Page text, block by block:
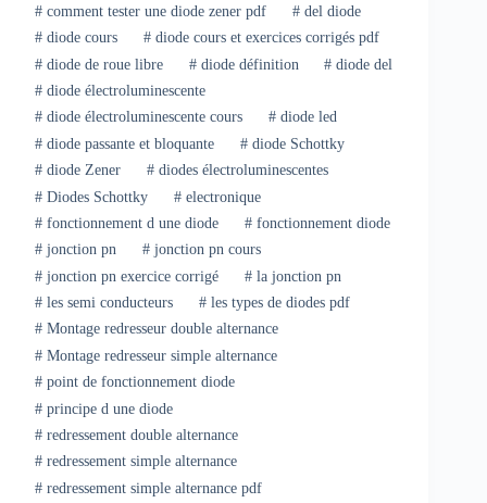
#comment tester une diode zener pdf #del diode
#diode cours #diode cours et exercices corrigés pdf
#diode de roue libre #diode définition # diode del
#diode électroluminescente
#diode électroluminescente cours #diode led
#diode passante et bloquante #diode Schottky
#diode Zener #diodes électroluminescentes
#Diodes Schottky #electronique
#fonctionnement d une diode #fonctionnement diode
#jonction pn #jonction pn cours
#jonction pn exercice corrigé #la jonction pn
#les semi conducteurs #les types de diodes pdf
#Montage redresseur double alternance
#Montage redresseur simple alternance
#point de fonctionnement diode
#principe d une diode
#redressement double alternance
#redressement simple alternance
#redressement simple alternance pdf